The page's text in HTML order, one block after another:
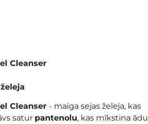
Cleanser
Cleanser - maiga sejas želeja, kas
satur pantenolu, kas mīkstina ādu